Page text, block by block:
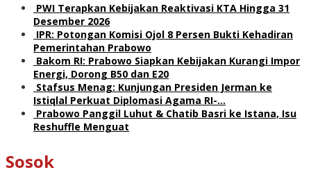
PWI Terapkan Kebijakan Reaktivasi KTA Hingga 31
Desember 2026
IPR: Potongan Komisi Ojol 8 Persen Bukti Kehadiran
Pemerintahan Prabowo
Bakom RI: Prabowo Siapkan Kebijakan Kurangi Impor
Energi, Dorong B50 dan E20
Stafsus Menag: Kunjungan Presiden Jerman ke
Istiqlal Perkuat Diplomasi Agama RI-…
Prabowo Panggil Luhut & Chatib Basri ke Istana, Isu
Reshuffle Menguat
Sosok